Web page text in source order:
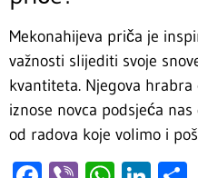
Mekonahijeva priča je
važnosti slijediti svoje
kvantiteta. Njegova
iznose novca podsjeća
od radova koje volimo i